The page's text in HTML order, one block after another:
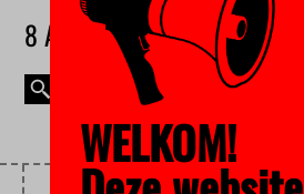
8 AUGUSTUS 2026
WELKOM!